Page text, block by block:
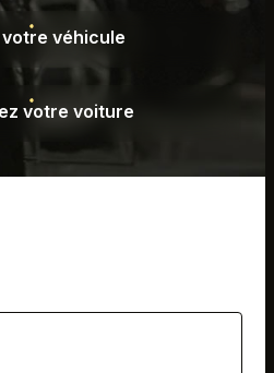
votre véhicule
véhicule
votre voiture
votre voiture